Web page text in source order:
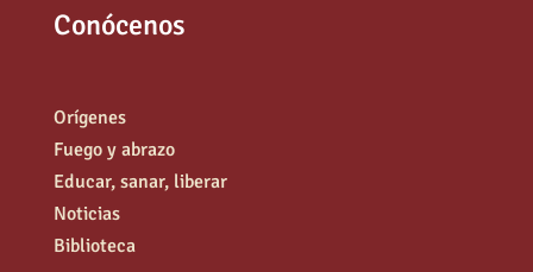
Conócenos
Orígenes
Fuego y abrazo
Educar, sanar, liberar
Noticias
Biblioteca